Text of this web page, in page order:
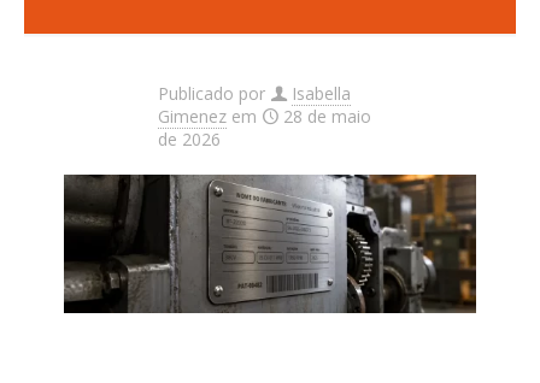
Publicado por
Isabella
Gimenez em
28 de maio
de 2026